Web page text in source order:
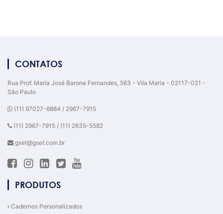
CONTATOS
Rua Prof. Maria José Barone Fernandes, 563 - Vila Maria - 02117-021 -
São Paulo
(11) 97027-6884 / 2967-7915
(11) 2967-7915 / (11) 2635-5582
gset@gset.com.br
PRODUTOS
Cadernos Personalizados